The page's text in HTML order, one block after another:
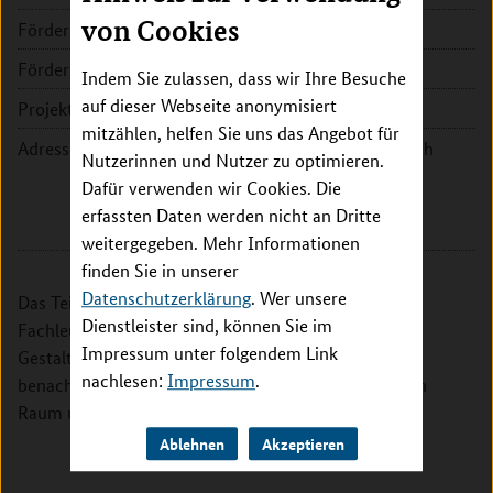
von Cookies
Indem Sie zulassen, dass wir Ihre Besuche
auf dieser Webseite anonymisiert
mitzählen, helfen Sie uns das Angebot für
Nutzerinnen und Nutzer zu optimieren.
Dafür verwenden wir Cookies. Die
erfassten Daten werden nicht an Dritte
weitergegeben. Mehr Informationen
finden Sie in unserer
Datenschutzerklärung. Wer unsere
Dienstleister sind, können Sie im
Impressum unter folgendem Link
nachlesen: Impressum.
Ablehnen Akzeptieren
Fördersumme:
305.832 EUR
Förderzeitraum:
2015 - 2018
Projektleitung:
Prof. Dr. Susanne Kümpers
Adresse:
Hochschule Fulda, Fachbereich
Pflege und Gesundheit
Das Teilprojekt „Age4Health" wird gemeinsam mit
Fachleuten und Zielgruppen kommunale
Gestaltungsmöglichkeiten für gelingende Beteiligung
benachteiligter Älterer im Stadtteil und im ländlichen
Raum untersuchen und fördern.